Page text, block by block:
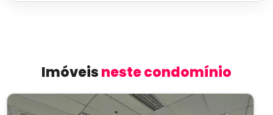
Imóveisneste condomínio